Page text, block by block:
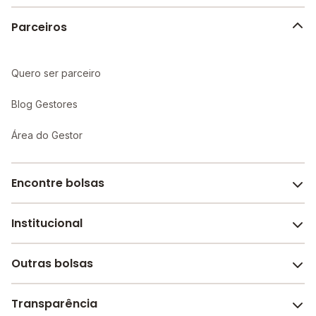
Parceiros
Quero ser parceiro
Blog Gestores
Área do Gestor
Encontre bolsas
Melhores escolas de São Paulo
Escolas por cidade e bairro
Institucional
Sobre o Melhor Escola
Revista Melhor Escola
Outras bolsas
Faculdades e universidades
Transparência